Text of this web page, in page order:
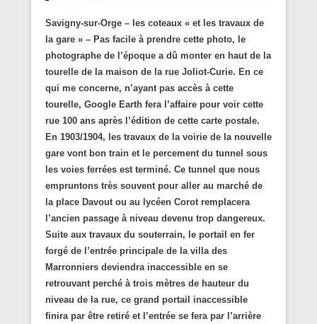
Savigny-sur-Orge – les coteaux « et les travaux de
la gare » – Pas facile à prendre cette photo, le
photographe de l’époque a dû monter en haut de la
tourelle de la maison de la rue Joliot-Curie. En ce
qui me concerne, n’ayant pas accès à cette
tourelle, Google Earth fera l’affaire pour voir cette
rue 100 ans après l’édition de cette carte postale.
En 1903/1904, les travaux de la voirie de la nouvelle
gare vont bon train et le percement du tunnel sous
les voies ferrées est terminé. Ce tunnel que nous
empruntons très souvent pour aller au marché de
la place Davout ou au lycéen Corot remplacera
l’ancien passage à niveau devenu trop dangereux.
Suite aux travaux du souterrain, le portail en fer
forgé de l’entrée principale de la villa des
Marronniers deviendra inaccessible en se
retrouvant perché à trois mètres de hauteur du
niveau de la rue, ce grand portail inaccessible
finira par être retiré et l’entrée se fera par l’arrière